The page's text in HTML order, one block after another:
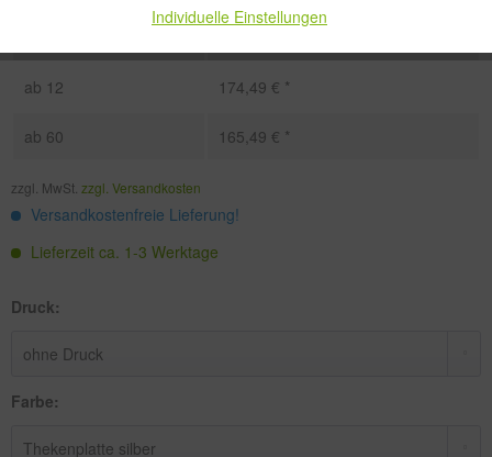
ab 12 174,49 € *
ab 60 165,49 € *
zzgl. MwSt. zzgl. Versandkosten
Versandkostenfreie Lieferung!
Lieferzeit ca. 1-3 Werktage
Druck:
Farbe:
Individuelle Einstellungen